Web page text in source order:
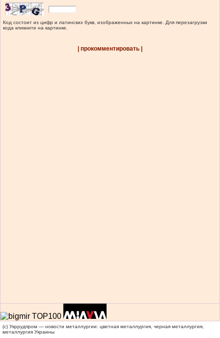
Код состоит из цифр и латинских букв, изображенных на картинке. Для перезагрузки
кода кликните на картинке.
| прокомментировать |
(c) Укррудпром — новости металлургии: цветная металлургия, черная металлургия,
металлургия Украины